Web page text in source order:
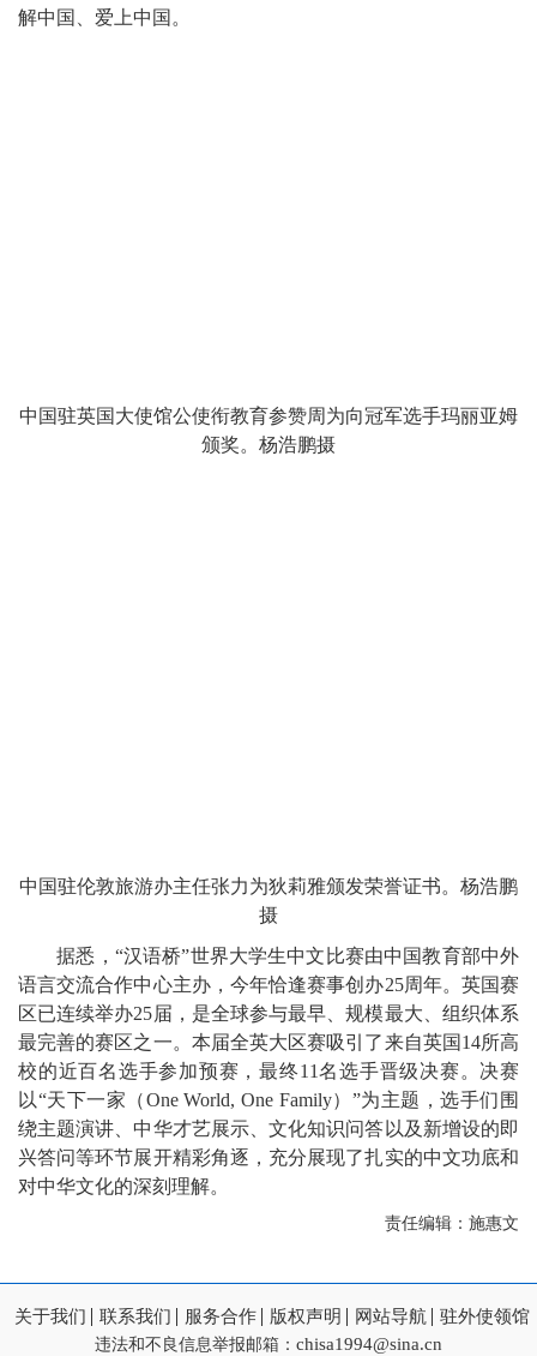
解中国、爱上中国。
中国驻英国大使馆公使衔教育参赞周为向冠军选手玛丽亚姆
颁奖。杨浩鹏摄
中国驻伦敦旅游办主任张力为狄莉雅颁发荣誉证书。杨浩鹏
摄
据悉，“汉语桥”世界大学生中文比赛由中国教育部中外
语言交流合作中心主办，今年恰逢赛事创办25周年。英国赛
区已连续举办25届，是全球参与最早、规模最大、组织体系
最完善的赛区之一。本届全英大区赛吸引了来自英国14所高
校的近百名选手参加预赛，最终11名选手晋级决赛。决赛
以“天下一家（One World, One Family）”为主题，选手们围
绕主题演讲、中华才艺展示、文化知识问答以及新增设的即
兴答问等环节展开精彩角逐，充分展现了扎实的中文功底和
对中华文化的深刻理解。
责任编辑：施惠文
关于我们 联系我们 服务合作 版权声明 网站导航 驻外使领馆
违法和不良信息举报邮箱： chisa1994@sina.cn